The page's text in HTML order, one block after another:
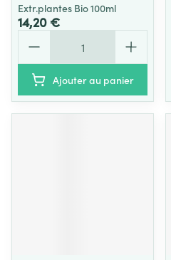
Extr.plantes Bio 100ml
14,20 €
Ajouter au panier